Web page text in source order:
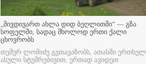
„მივდივართ ახლა დიდ ბეღლითში“ — გზა
სოფელში, სადაც მხოლოდ ერთი ქალი
ცხოვრობს
თემურ ლომიძე გვთავაზობს, ათასში ერთხელ
ასული სტუმრებივით, ერთად ავიდეთ